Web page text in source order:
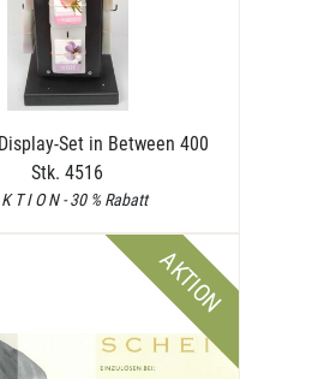
Set in Between 400
Stk. 4516
T I O N - 30 % Rabatt
AKTION